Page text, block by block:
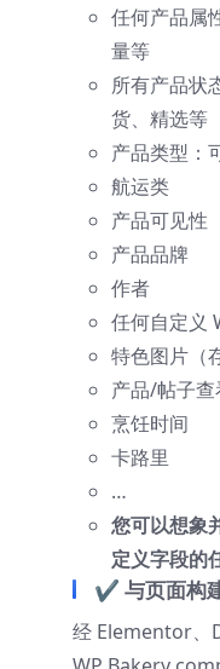
任何产品属
量等
所有产品状
货、精选等
产品类型：
航运类
产品可见性
产品品牌
作者
任何自定义
特色图片（
产品/帖子查
烹饪时间
卡路里
…
您可以想象
定义字段的
✔ 与页面构
经 Elementor、